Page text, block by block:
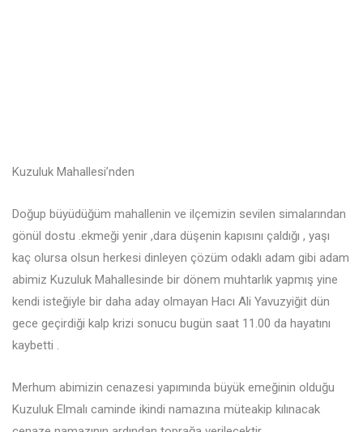
Kuzuluk Mahallesi’nden
Doğup büyüdüğüm mahallenin ve ilçemizin sevilen simalarından
gönül dostu .ekmeği yenir ,dara düşenin kapısını çaldığı , yaşı
kaç olursa olsun herkesi dinleyen çözüm odaklı adam gibi adam
abimiz Kuzuluk Mahallesinde bir dönem muhtarlık yapmış yine
kendi isteğiyle bir daha aday olmayan Hacı Ali Yavuzyiğit dün
gece geçirdiği kalp krizi sonucu bugün saat 11.00 da hayatını
kaybetti .
Merhum abimizin cenazesi yapımında büyük emeğinin olduğu
Kuzuluk Elmalı caminde ikindi namazına müteakip kılınacak